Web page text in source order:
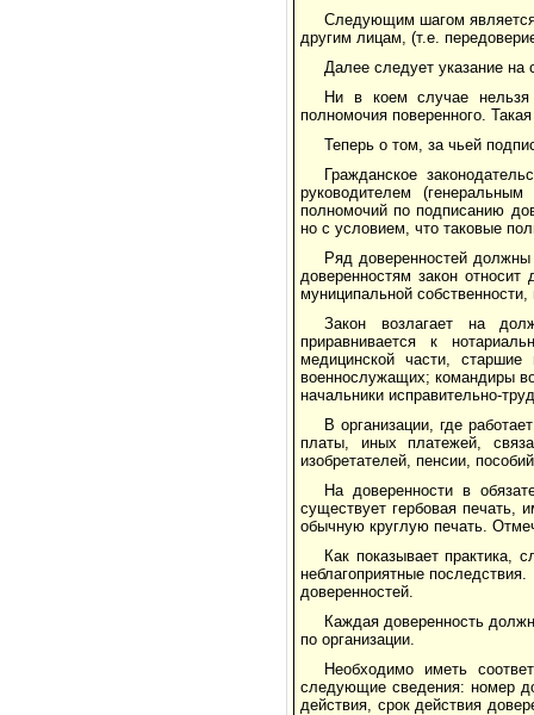
Следующим шагом является
другим лицам, (т.е.
Далее следует указание на
Ни в коем случае нельзя
полномочия поверенного.
Теперь о том, за чьей
Гражданское
руководителем
полномочий по подписанию
но с условием, что таковые
Ряд доверенностей должны
доверенностям закон относит
муниципальной
Закон возлагает на
приравнивается к
медицинской части,
военнослужащих; командиры
начальники исправительно-
В организации, где
платы, иных платежей,
изобретателей, пенсии,
На доверенности в
существует гербовая печать,
обычную круглую печать.
Как показывает практика,
неблагоприятные
доверенностей.
Каждая доверенность
по организации.
Необходимо иметь
следующие сведения: номер
действия, срок действия